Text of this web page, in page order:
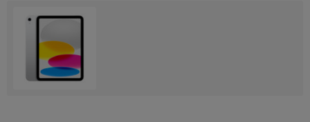
各項目のチェックボックスは「or検索」となります。